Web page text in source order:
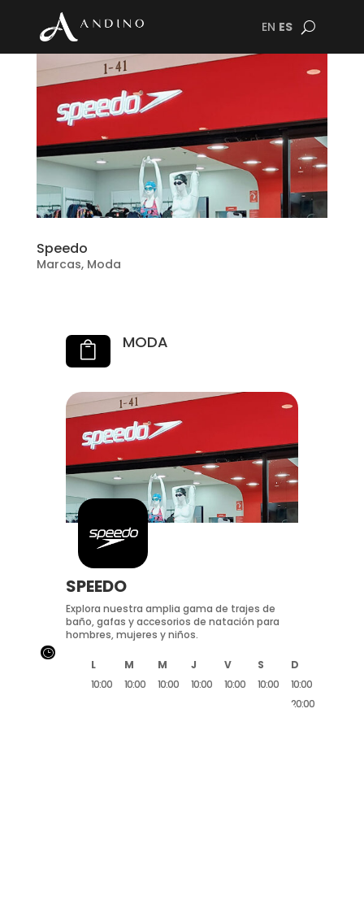
EN ES
Speedo
Marcas, Moda
 MODA
SPEEDO
Explora nuestra amplia gama de trajes de
baño, gafas y accesorios de natación para
hombres, mujeres y niños.
L M M J V S
D
10:00
10:00
10:00
10:00
10:00
10:00
10:00
20:00
}